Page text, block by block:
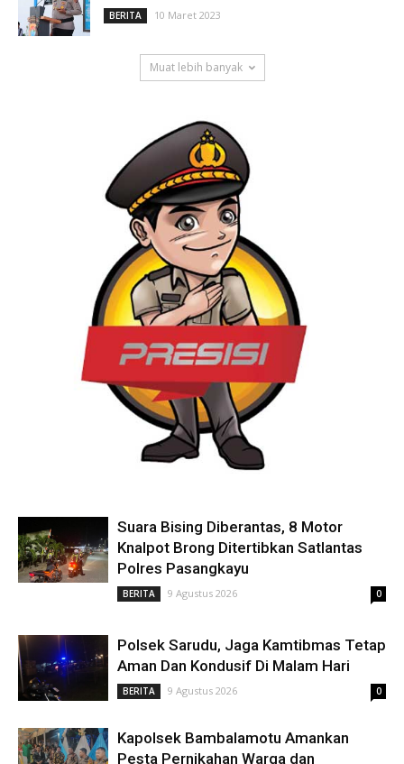
BERITA 10 Maret 2023
Muat lebih banyak
Suara Bising Diberantas, 8 Motor
Knalpot Brong Ditertibkan Satlantas
Polres Pasangkayu
BERITA 9 Agustus 2026 0
Polsek Sarudu, Jaga Kamtibmas Tetap
Aman Dan Kondusif Di Malam Hari
BERITA 9 Agustus 2026 0
Kapolsek Bambalamotu Amankan
Pesta Pernikahan Warga dan